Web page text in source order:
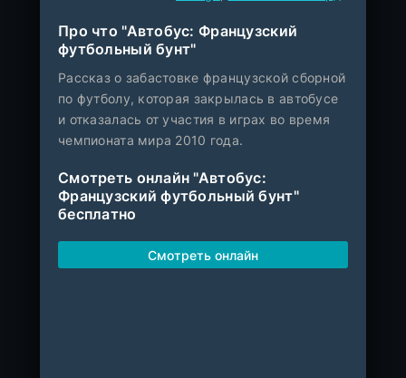
Про что "Автобус: Французский
футбольный бунт"
Рассказ о забастовке французской сборной
по футболу, которая закрылась в автобусе
и отказалась от участия в играх во время
чемпионата мира 2010 года.
Смотреть онлайн "Автобус:
Французский футбольный бунт"
бесплатно
Смотреть онлайн